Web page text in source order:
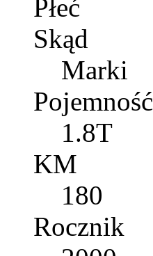
Płeć
Skąd
Marki
Pojemność
1.8T
KM
180
Rocznik